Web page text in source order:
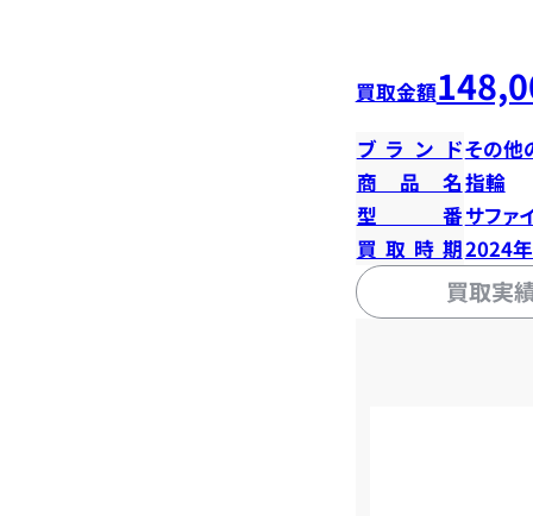
買取金額
ブランドその他
商品名指輪
型番サファ
買取時期2024
買取実